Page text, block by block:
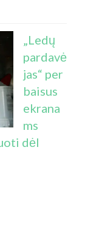
„Ledų
pardavė
jas“ per
baisus
ekrana
ms
dėl